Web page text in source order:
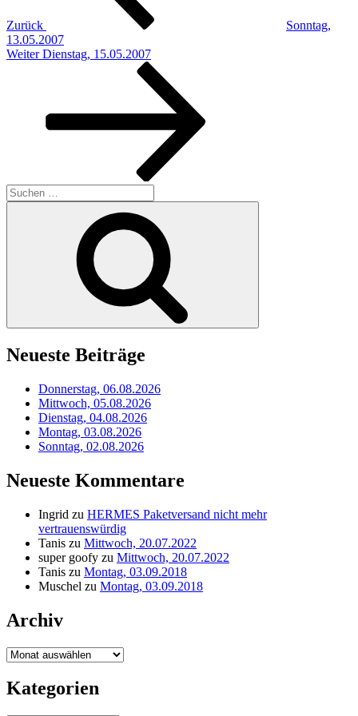
Zurück
Sonntag,
13.05.2007
Nächster
Weiter Dienstag, 15.05.2007
Suchen
nach:
Neueste Beiträge
Donnerstag, 06.08.2026
Mittwoch, 05.08.2026
Dienstag, 04.08.2026
Montag, 03.08.2026
Sonntag, 02.08.2026
Neueste Kommentare
Ingrid zu HERMES Paketversand nicht mehr
vertrauenswürdig
Tanis zu Mittwoch, 20.07.2022
super goofy zu Mittwoch, 20.07.2022
Tanis zu Montag, 03.09.2018
Muschel zu Montag, 03.09.2018
Archiv
Archiv
Kategorien